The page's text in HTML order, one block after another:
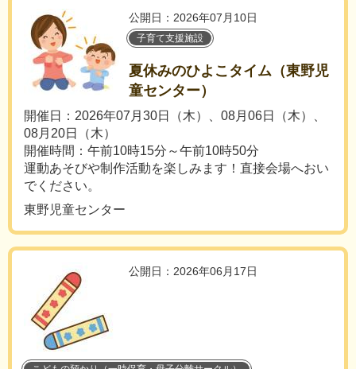
公開日：2026年07月10日
子育て支援施設
夏休みのひよこタイム（東野児
童センター）
開催日：2026年07月30日（木）、08月06日（木）、
08月20日（木）
開催時間：午前10時15分～午前10時50分
運動あそびや制作活動を楽しみます！直接会場へおい
でください。
東野児童センター
公開日：2026年06月17日